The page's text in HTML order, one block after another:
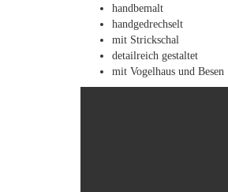
handbemalt
handgedrechselt
mit Strickschal
detailreich gestaltet
mit Vogelhaus und Besen